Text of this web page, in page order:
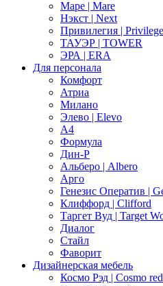
Маре | Mare
Нэкст | Next
Привилегия | Privilege
ТАУЭР | TOWER
ЭРА | ERA
Для персонала
Комфорт
Атриа
Милано
Элево | Elevo
А4
Формула
Дин-Р
Альберо | Albero
Арго
Генезис Оператив |
Клиффорд | Clifford
Таргет Вуд | Target
Диалог
Стайл
Фаворит
Дизайнерская мебель
Космо Рэд | Cosmo red